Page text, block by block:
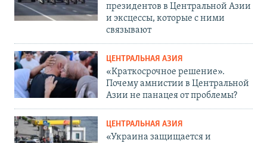
президентов в Центральной Азии
и эксцессы, которые с ними
связывают
ЦЕНТРАЛЬНАЯ АЗИЯ
«Краткосрочное решение».
Почему амнистии в Центральной
Азии не панацея от проблемы?
ЦЕНТРАЛЬНАЯ АЗИЯ
«Украина защищается и